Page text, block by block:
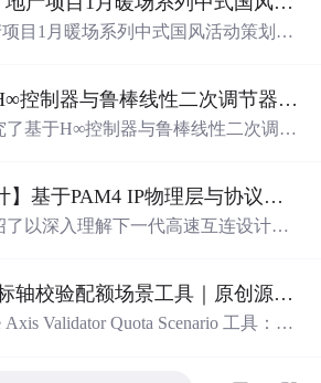
看你那么一眼。 4. [ 陌生，爱
项目1月暖场系列中式国风活动策划方
车辆控制基于H∞控制器与鲁棒线性二次调节器RLQR的铰接式重型车辆的稳健路径跟踪控制研究（Matlab代码实现）
了基于H∞控制器与鲁棒线性二次调节
、稳定性差的问题，提出结合H∞控
策略，以提升系统对参数不确定
表明该方法能有效提高路径跟踪精
较强的抗干扰能力和工程应用潜
【集成电路设计】基于PAM4 IP物理层与协议兼容性验证：5nm工艺下高速互连系统电气合规测试平台
以深入理解下一代高速互连设计的
3D模型尺寸坐标轴校验配额场景工具｜原创源码+测试+离线报告
Validator Quota Scenario 工具：围